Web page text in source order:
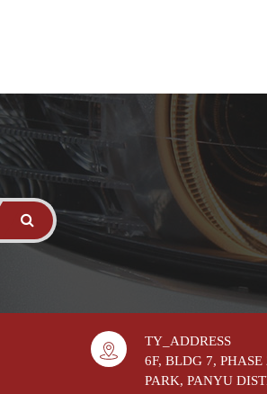
TY_ADDRESS
6F, BLDG 7,
PARK, PANYU